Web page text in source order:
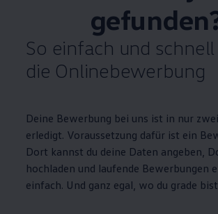
So einfach und
die Onlinebewerbung
Deine Bewerbung bei uns ist in nur
erledigt. Voraussetzung dafür ist ein
Dort kannst du deine Daten angeben,
hochladen und laufende Bewerbungen
einfach. Und ganz egal, wo du grade